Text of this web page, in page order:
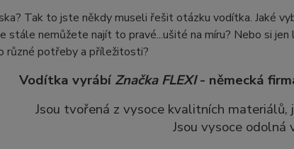
Tak to jste někdy museli řešit otázku vodítka. Jaké
stále nemůžete najít to pravé...ušité na míru? Nebo si jen
různé potřeby a příležitosti?
Vodítka vyrábí Značka FLEXI- německá
Jsou tvořená z vysoce kvalitních materiálů,
Jsou vysoce odolná